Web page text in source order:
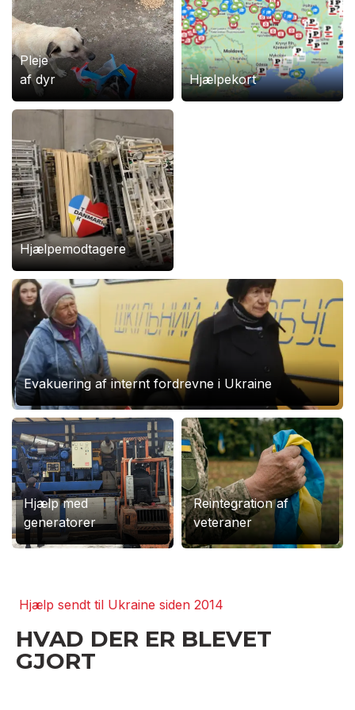
106345
mail@bevarukraine.dk
Reg. 9570 Konto: 13630496
IBAN: DK0730000013630496
BIC/SWIFT: DABADKKK
Vi har hjulpet ukrainske immigranter i Danmark
siden 2022
STØT UKRAINERE PÅ
VEJEN MOD
MULIGHEDER!
Hver en øre tæller. Tilmeld dig et månedligt
abonnement
Pleje
af dyr
Hjælpekort
Hjælpemodtagere
Evakuering af internt fordrevne i Ukraine
Hjælp med
generatorer
Reintegration af
veteraner
Hjælp sendt til Ukraine siden 2014
HVAD DER ER BLEVET
GJORT